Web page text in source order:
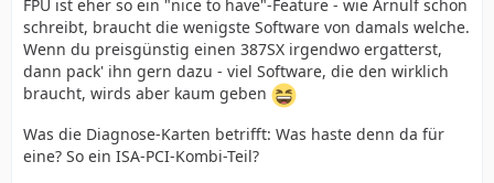
FPU ist eher so ein "nice to have"-Feature - wie Arnulf schon
schreibt, braucht die wenigste Software von damals welche.
Wenn du preisgünstig einen 387SX irgendwo ergatterst,
dann pack' ihn gern dazu - viel Software, die den wirklich
braucht, wirds aber kaum geben
Was die Diagnose-Karten betrifft: Was haste denn da für
eine? So ein ISA-PCI-Kombi-Teil?